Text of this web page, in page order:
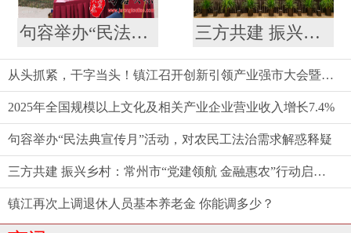
句容举办“民法典宣传月”活动，对农民工法治需求解惑释疑 三方共建 振兴乡村：常州市“党建领航 金融惠农”行动启动仪式举行
从头抓紧，干字当头！镇江召开创新引领产业强市大会暨要素市场化配置综合改革推进会
2025年全国规模以上文化及相关产业企业营业收入增长7.4%
句容举办“民法典宣传月”活动，对农民工法治需求解惑释疑
三方共建 振兴乡村：常州市“党建领航 金融惠农”行动启动仪式举行
镇江再次上调退休人员基本养老金 你能调多少？